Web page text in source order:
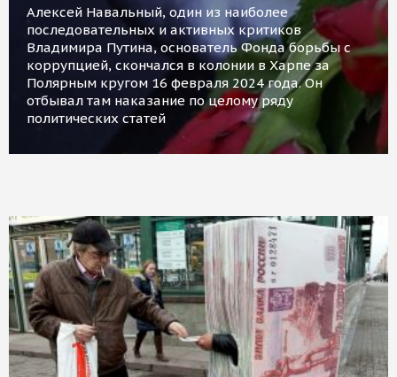
Алексей Навальный, один из наиболее
последовательных и активных критиков
Владимира Путина, основатель Фонда борьбы с
коррупцией, скончался в колонии в Харпе за
Полярным кругом 16 февраля 2024 года. Он
отбывал там наказание по целому ряду
политических статей